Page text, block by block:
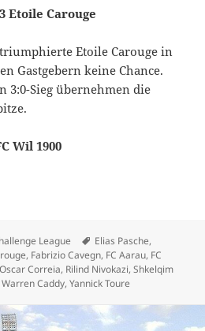
Etoile Carouge
Etoile Carouge in
Gastgebern keine Chance.
3:0-Sieg übernehmen die
Wil 1900
Tabellenspitze, FC Aarau mit
League Schlagwörter
Elias Pasche,
, Fabrizio Cavegn, FC Aarau, FC
Oscar Correia, Rilind Nivokazi,Shkelqim
Warren Caddy,Yannick Toure